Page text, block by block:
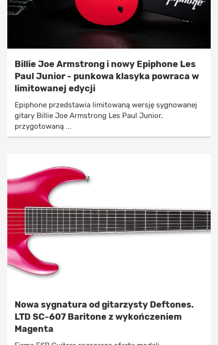
Billie Joe Armstrong i nowy Epiphone Les
Paul Junior - punkowa klasyka powraca w
limitowanej edycji
Epiphone przedstawia limitowaną wersję sygnowanej
gitary Billie Joe Armstrong Les Paul Junior,
przygotowaną ...
Nowa sygnatura od gitarzysty Deftones.
LTD SC-607 Baritone z wykończeniem
Magenta